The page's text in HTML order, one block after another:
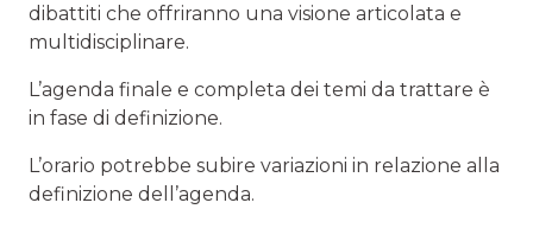
dibattiti che offriranno una visione articolata e
multidisciplinare.
L’agenda finale e completa dei temi da trattare è
in fase di definizione.
L’orario potrebbe subire variazioni in relazione alla
definizione dell’agenda.